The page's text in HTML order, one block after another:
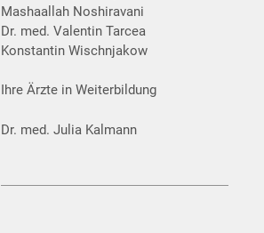
Mashaallah Noshiravani
Dr. med. Valentin Tarcea
Konstantin Wischnjakow
Ihre Ärzte in Weiterbildung
Dr. med. Julia Kalmann